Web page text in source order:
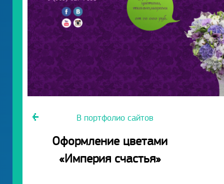
В портфолио сайтов
Оформление цветами
«Империя счастья»